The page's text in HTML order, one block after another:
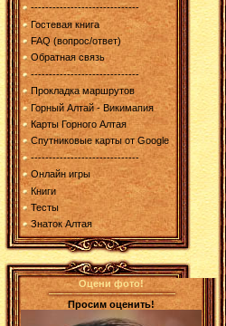
------------------------------
Гостевая книга
FAQ (вопрос/ответ)
Обратная связь
------------------------------
Прокладка маршрутов
Горный Алтай - Викимапия
Карты Горного Алтая
Спутниковые карты от Google
------------------------------
Онлайн игры
Книги
Тесты
Знаток Алтая
Оцени фото!
Просим оценить!